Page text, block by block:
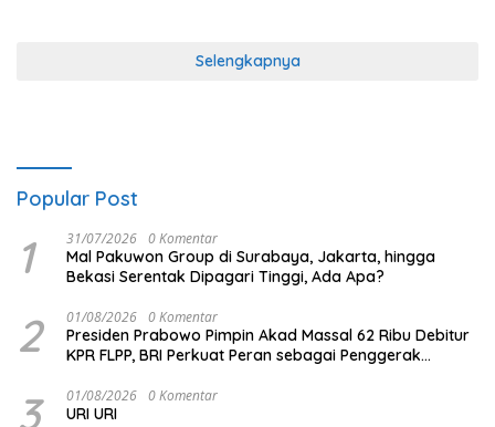
Selengkapnya
Popular Post
1 31/07/2026 0 Komentar
Mal Pakuwon Group di Surabaya, Jakarta, hingga
Bekasi Serentak Dipagari Tinggi, Ada Apa?
2 01/08/2026 0 Komentar
Presiden Prabowo Pimpin Akad Massal 62 Ribu Debitur
KPR FLPP, BRI Perkuat Peran sebagai Penggerak
3 01/08/2026 0 Komentar
URI URI